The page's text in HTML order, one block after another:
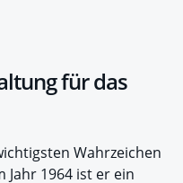
für das
Wahrzeichen
Jahr 1964 ist er ein